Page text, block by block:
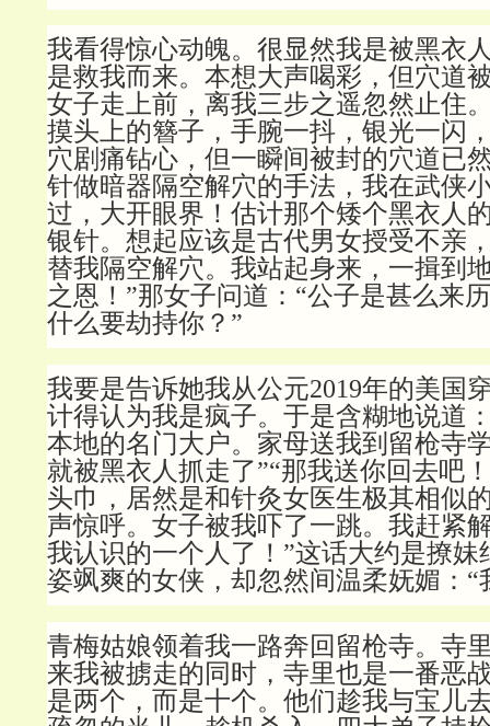
我看得惊心动魄。很显然我是被黑衣
是救我而来。本想大声喝彩，但穴道
女子走上前，离我三步之遥忽然止住
摸头上的簪子，手腕一抖，银光一闪
穴剧痛钻心，但一瞬间被封的穴道已
针做暗器隔空解穴的手法，我在武侠
过，大开眼界！估计那个矮个黑衣人
银针。想起应该是古代男女授受不亲
替我隔空解穴。我站起身来，一揖到
之恩！”那女子问道：“公子是甚么来
什么要劫持你？”
我要是告诉她我从公元2019年的美国
计得认为我是疯子。于是含糊地说道
本地的名门大户。家母送我到留枪寺
就被黑衣人抓走了”“那我送你回去吧
头巾，居然是和针灸女医生极其相似
声惊呼。女子被我吓了一跳。我赶紧
我认识的一个人了！”这话大约是撩妹
姿飒爽的女侠，却忽然间温柔妩媚：“
青梅姑娘领着我一路奔回留枪寺。寺
来我被掳走的同时，寺里也是一番恶
是两个，而是十个。他们趁我与宝儿